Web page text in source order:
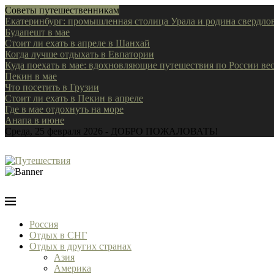
Советы путешественникам
Екатеринбург: промышленная столица Урала и родина
Будапешт в мае
Стоит ли ехать в апреле в Шанхай
Когда лучше отдыхать в Евпатории
Куда поехать в мае: вдохновляющие путешествия по России
Пекин в мае
Что посетить в Грузии
Стоит ли ехать в Пекин в апреле
Где в мае отдохнуть на море
Анапа в июне
Среда, 25 февраля 2026 - ДОБРО ПОЖАЛОВАТЬ!
Россия
Отдых в СНГ
Отдых в других странах
Азия
Америка